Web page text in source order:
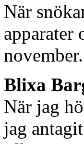
När
apparater
november.
Blixa
När jag
jag